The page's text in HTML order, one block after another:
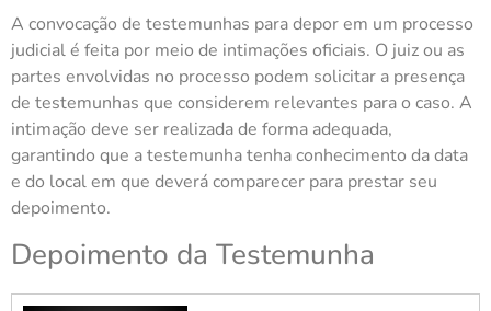
A convocação de testemunhas para depor em um processo
judicial é feita por meio de intimações oficiais. O juiz ou as
partes envolvidas no processo podem solicitar a presença
de testemunhas que considerem relevantes para o caso. A
intimação deve ser realizada de forma adequada,
garantindo que a testemunha tenha conhecimento da data
e do local em que deverá comparecer para prestar seu
depoimento.
Depoimento da Testemunha